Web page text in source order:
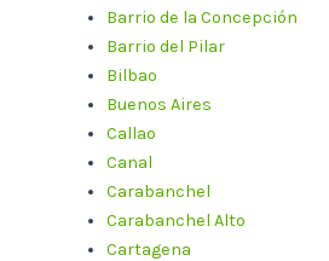
Barrio de la Concepción
Barrio del Pilar
Bilbao
Buenos Aires
Callao
Canal
Carabanchel
Carabanchel Alto
Cartagena